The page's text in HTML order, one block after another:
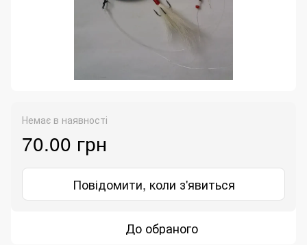
Немає в наявності
70.00 грн
Повідомити, коли з'явиться
До обраного